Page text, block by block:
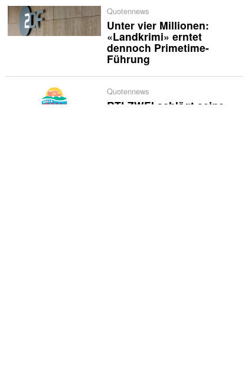
Quotennews
Unter vier Millionen:
«Landkrimi» erntet
dennoch Primetime-
Führung
Quotennews
RTLZWEI schlägt seine